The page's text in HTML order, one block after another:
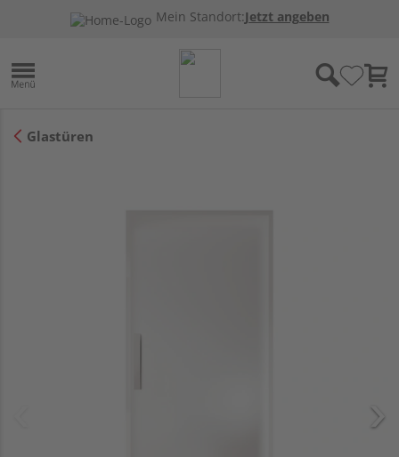
Mein Standort:Jetzt angeben
Glastüren